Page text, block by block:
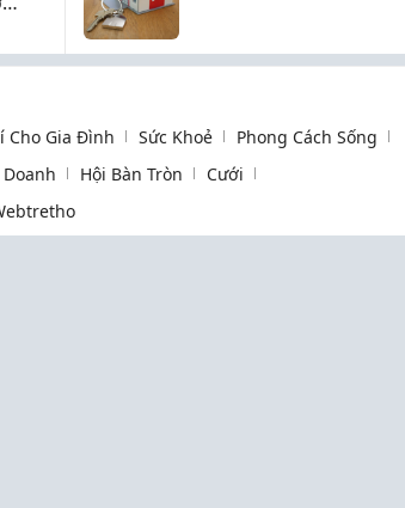
Cho Gia Đình Sức Khoẻ
Phong Cách Sống
Hội Bàn Tròn
Cưới